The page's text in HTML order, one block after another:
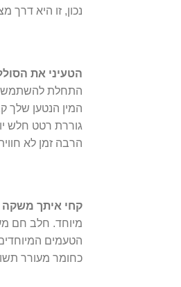
נכון, זו היא דרך
הטעיני את
התחלת להשתמש
המין הנטען שלך
גוררת רטט חלש
הרבה זמן לא
קחי איתך משקה
מיוחד. חלב חם
הטעמים
כחומר מעורר